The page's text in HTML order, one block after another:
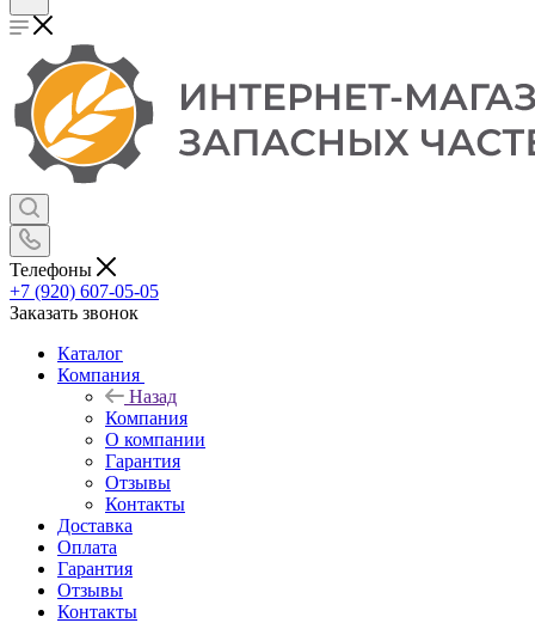
Телефоны
+7 (920) 607-05-05
Заказать звонок
Каталог
Компания
Назад
Компания
О компании
Гарантия
Отзывы
Контакты
Доставка
Оплата
Гарантия
Отзывы
Контакты